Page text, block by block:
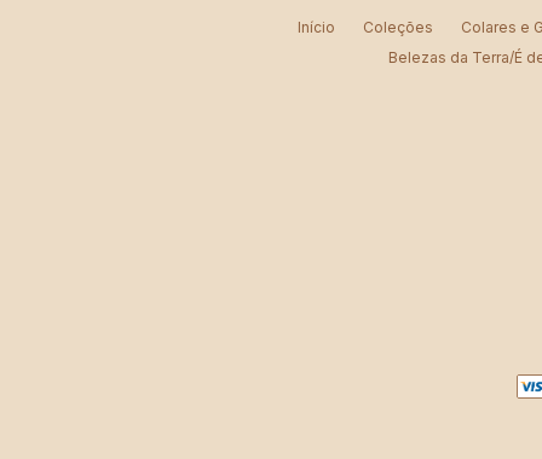
Início Coleções
Colares e
Belezas da Terra/É